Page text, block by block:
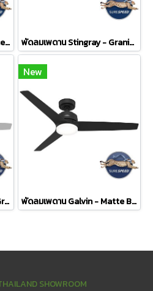
พัดลมเพดาน Stingray - Porcelain White พัดลมเพดาน Stingray - Granite
พัดลมเพดาน Galvin - Dove Grey
New
พัดลมเพดาน Galvin - Matte Black
SHOWROOM